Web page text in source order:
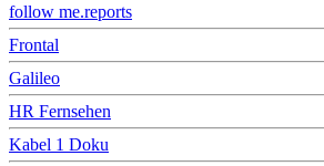
follow me.reports
Frontal
Galileo
HR Fernsehen
Kabel 1 Doku